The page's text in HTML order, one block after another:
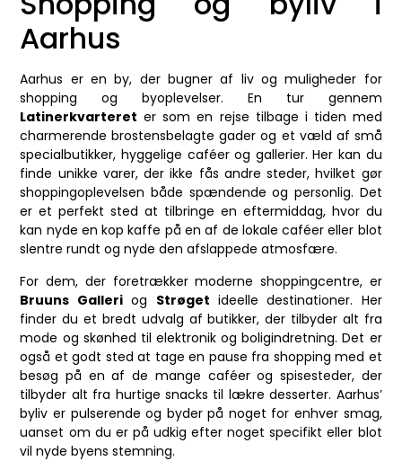
Aarhus
Aarhus er en by, der bugner af liv og muligheder for
shopping og byoplevelser. En tur gennem
Latinerkvarteret er som en rejse tilbage i tiden med
charmerende brostensbelagte gader og et væld af små
specialbutikker, hyggelige caféer og gallerier. Her kan du
finde unikke varer, der ikke fås andre steder, hvilket gør
shoppingoplevelsen både spændende og personlig. Det
er et perfekt sted at tilbringe en eftermiddag, hvor du
kan nyde en kop kaffe på en af de lokale caféer eller blot
slentre rundt og nyde den afslappede atmosfære.
For dem, der foretrækker moderne shoppingcentre, er
Bruuns Galleriog Strøget ideelle destinationer. Her
finder du et bredt udvalg af butikker, der tilbyder alt fra
mode og skønhed til elektronik og boligindretning. Det er
også et godt sted at tage en pause fra shopping med et
besøg på en af de mange caféer og spisesteder, der
tilbyder alt fra hurtige snacks til lækre desserter. Aarhus’
byliv er pulserende og byder på noget for enhver smag,
uanset om du er på udkig efter noget specifikt eller blot
vil nyde byens stemning.